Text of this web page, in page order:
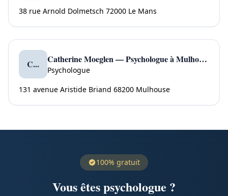
38 rue Arnold Dolmetsch 72000 Le Mans
C... Catherine Moeglen — Psychologue à Mulhouse
Psychologue
131 avenue Aristide Briand 68200 Mulhouse
100% gratuit
Vous êtes psychologue ?